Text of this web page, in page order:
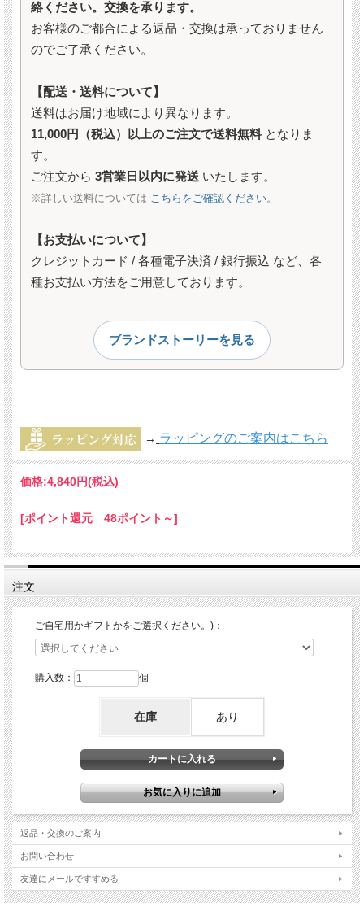
絡ください。交換を承ります。
お客様のご都合による返品・交換は承っておりません
のでご了承ください。
【配送・送料について】
送料はお届け地域により異なります。
11,000円（税込）以上のご注文で送料無料 となりま
す。
ご注文から 3営業日以内に発送 いたします。
※詳しい送料については こちらをご確認ください。
【お支払いについて】
クレジットカード / 各種電子決済 / 銀行振込 など、各
種お支払い方法をご用意しております。
ブランドストーリーを見る
→ ラッピングのご案内はこちら
価格:4,840円(税込)
[ポイント還元 48ポイント～]
注文
ご自宅用かギフトかをご選択ください。)：
購入数： 個
在庫 あり
返品・交換のご案内
お問い合わせ
友達にメールですすめる